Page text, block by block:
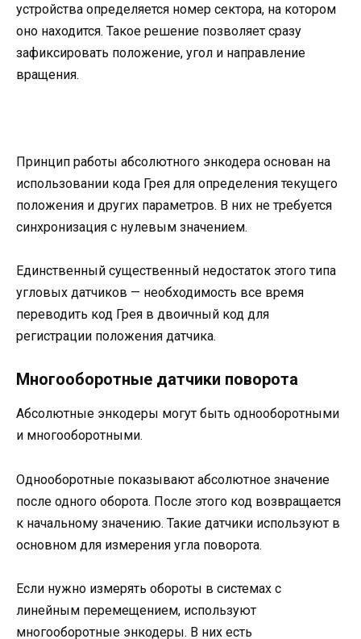
устройства определяется номер сектора, на котором
оно находится. Такое решение позволяет сразу
зафиксировать положение, угол и направление
вращения.
Принцип работы абсолютного энкодера основан на
использовании кода Грея для определения текущего
положения и других параметров. В них не требуется
синхронизация с нулевым значением.
Единственный существенный недостаток этого типа
угловых датчиков — необходимость все время
переводить код Грея в двоичный код для
регистрации положения датчика.
Многооборотные датчики поворота
Абсолютные энкодеры могут быть однооборотными
и многооборотными.
Однооборотные показывают абсолютное значение
после одного оборота. После этого код возвращается
к начальному значению. Такие датчики используют в
основном для измерения угла поворота.
Если нужно измерять обороты в системах с
линейным перемещением, используют
многооборотные энкодеры. В них есть